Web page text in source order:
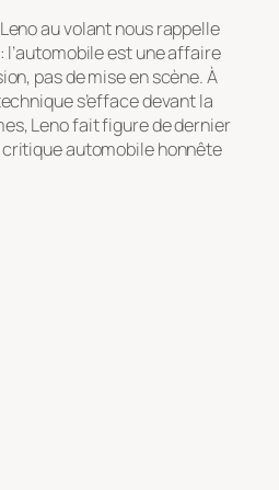
au volant nous rappelle
l’automobile est une affaire
pas de mise en scène. À
s’efface devant la
Leno fait figure de dernier
critique automobile honnête